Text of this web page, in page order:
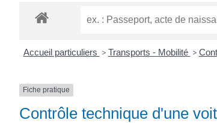
Accueil particuliers > Transports - Mobilité >
Fiche pratique
Contrôle technique d'une